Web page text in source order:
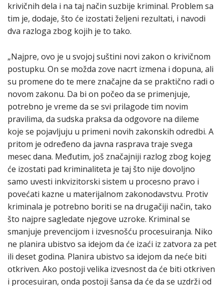
krivičnih dela i na taj način suzbije kriminal. Problem sa
tim je, dodaje, što će izostati željeni rezultati, i navodi
dva razloga zbog kojih je to tako.
„Najpre, ovo je u svojoj suštini novi zakon o krivičnom
postupku. On se možda zove nacrt izmena i dopuna, ali
su promene do te mere značajne da se praktično radi o
novom zakonu. Da bi on počeo da se primenjuje,
potrebno je vreme da se svi prilagode tim novim
pravilima, da sudska praksa da odgovore na dileme
koje se pojavljuju u primeni novih zakonskih odredbi. A
pritom je određeno da javna rasprava traje svega
mesec dana. Međutim, još značajniji razlog zbog kojeg
će izostati pad kriminaliteta je taj što nije dovoljno
samo uvesti inkvizitorski sistem u procesno pravo i
povećati kazne u materijalnom zakonodavstvu. Protiv
kriminala je potrebno boriti se na drugačiji način, tako
što najpre sagledate njegove uzroke. Kriminal se
smanjuje prevencijom i izvesnošću procesuiranja. Niko
ne planira ubistvo sa idejom da će izaći iz zatvora za pet
ili deset godina. Planira ubistvo sa idejom da neće biti
otkriven. Ako postoji velika izvesnost da će biti otkriven
i procesuiran, onda postoji šansa da će da se uzdrži od